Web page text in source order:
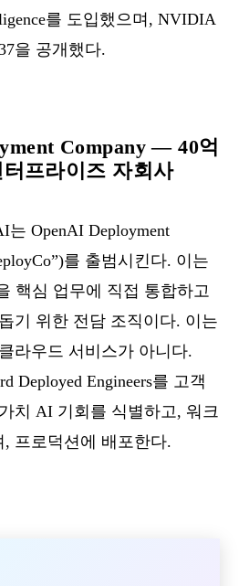
를 도입했으며, NVIDIA
을 공개했다.
Company — 40억
프라이즈 자회사
OpenAI Deployment
를 출범시킨다. 이는
핵심 업무에 직접 통합하고
기 위한 전담 조직이다. 이는
라우드 서비스가 아니다.
Deployed Engineers를 고객
치 AI 기회를 식별하고, 워크
프로덕션에 배포한다.